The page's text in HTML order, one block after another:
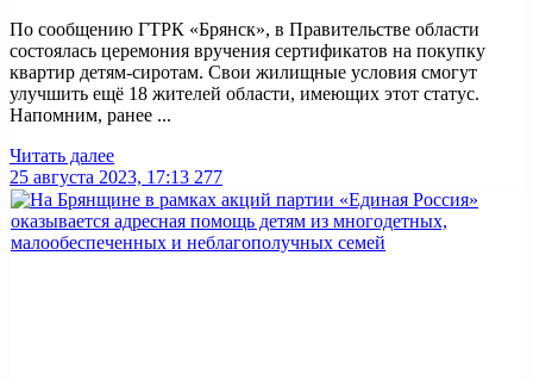
По сообщению ГТРК «Брянск», в Правительстве области
состоялась церемония вручения сертификатов на покупку
квартир детям-сиротам. Свои жилищные условия смогут
улучшить ещё 18 жителей области, имеющих этот статус.
Напомним, ранее ...
Читать далее
25 августа 2023, 17:13 277